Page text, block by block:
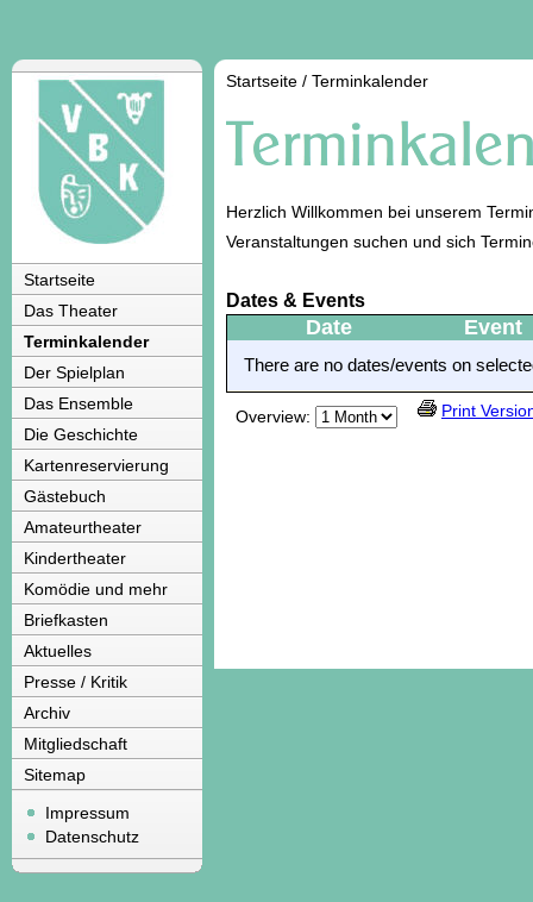
Startseite
Das Theater
Terminkalender
Der Spielplan
Das Ensemble
Die Geschichte
Kartenreservierung
Gästebuch
Amateurtheater
Kindertheater
Komödie und mehr
Briefkasten
Aktuelles
Presse / Kritik
Archiv
Mitgliedschaft
Sitemap
Impressum
Datenschutz
Startseite / Terminkalender
Herzlich Willkommen bei unserem
Veranstaltungen suchen und sich
Dates & Events
Date Event
There are no dates/events on
Overview: Print